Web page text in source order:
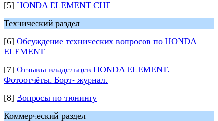
[5] HONDA ELEMENT СНГ
Технический раздел
[6] Обсуждение технических вопросов по HONDA
ELEMENT
[7] Отзывы владельцев HONDA ELEMENT.
Фотоотчёты. Борт- журнал.
[8] Вопросы по тюнингу
Коммерческий раздел